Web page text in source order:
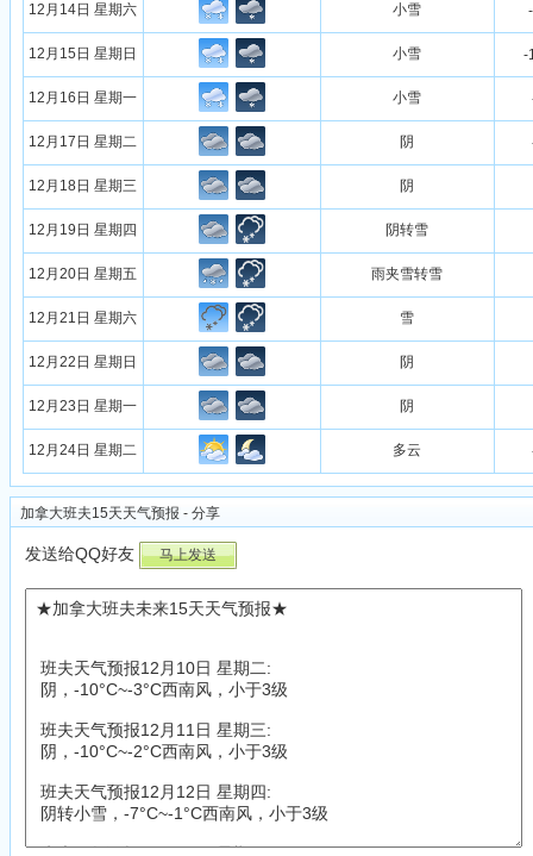
12月14日 星期六 小雪
12月15日 星期日 小雪 -
12月16日 星期一 小雪
12月17日 星期二 阴
12月18日 星期三 阴
12月19日 星期四 阴转雪
12月20日 星期五 雨夹雪转雪
12月21日 星期六 雪
12月22日 星期日 阴
12月23日 星期一 阴
12月24日 星期二 多云
加拿大班夫15天天气预报 - 分享
发送给QQ好友